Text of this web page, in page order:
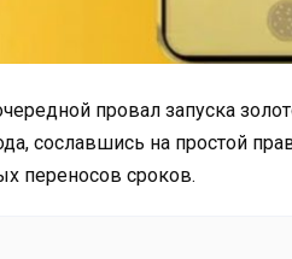
провал запуска
сославшись на простой
переносов сроков.